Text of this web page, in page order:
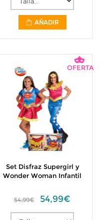
AÑADIR
Set Disfraz Supergirl y
Wonder Woman Infantil
54,99€ 54,99€
OFERTA